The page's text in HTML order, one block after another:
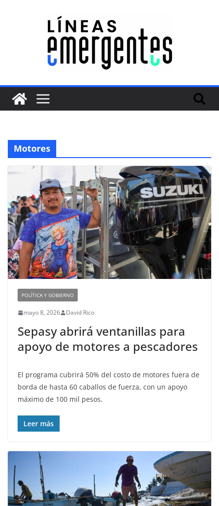
Motores
POLÍTICA Y GOBIERNO
mayo 8, 2026 David Rico
Sepasy abrirá ventanillas para
apoyo de motores a pescadores
El programa cubrirá 50% del costo de motores fuera de
borda de hasta 60 caballos de fuerza, con un apoyo
máximo de 100 mil pesos.
Leer más